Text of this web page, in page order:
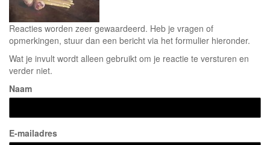
Reacties worden zeer gewaardeerd. Heb je vragen of
opmerkingen, stuur dan een bericht via het formulier hieronder.
Wat je invult wordt alleen gebruikt om je reactie te versturen en
verder niet.
Naam
E-mailadres